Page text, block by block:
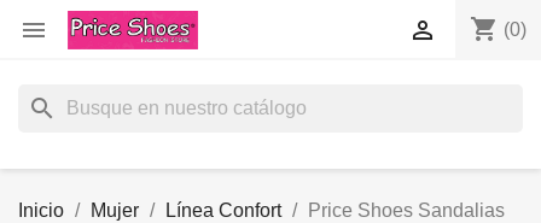
 shopping_cart (0)

search
Inicio Mujer Línea Confort
Price Shoes Sandalias